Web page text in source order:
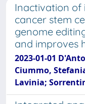
Inactivation of
cancer stem
genome
and improves
2023-01-01
Ciummo,
Lavinia;